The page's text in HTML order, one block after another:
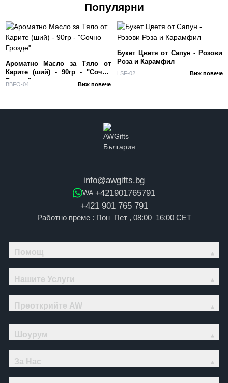
Популярни
Ароматно Масло за Тяло от
Карите (ший) - 90гр - "Сочно
Грозде"
BBFO-04 Виж повече
Букет Цветя от Сапун - Розови
Роза и Карамфил
LSF-02 Виж повече
info@awgifts.bg
WA:+421901765791
+421 901 765 791
Работно време : Пон–Пет , 08:00–16:00 CET
Помощ
Нашите Услуги
Преоткрийте AW
Шоурум
За Нас